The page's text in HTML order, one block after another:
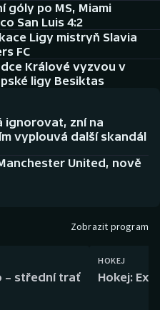
góly po MS, Miami
San Luis 4:2
Ligy mistryň Slavia
FC
Králové vyzvou v
ligy Besiktas
ignorovat, zní na
vyplouvá další skandál
United, nově
Zobrazit program
– střední trať
HOKEJ
Hokej: